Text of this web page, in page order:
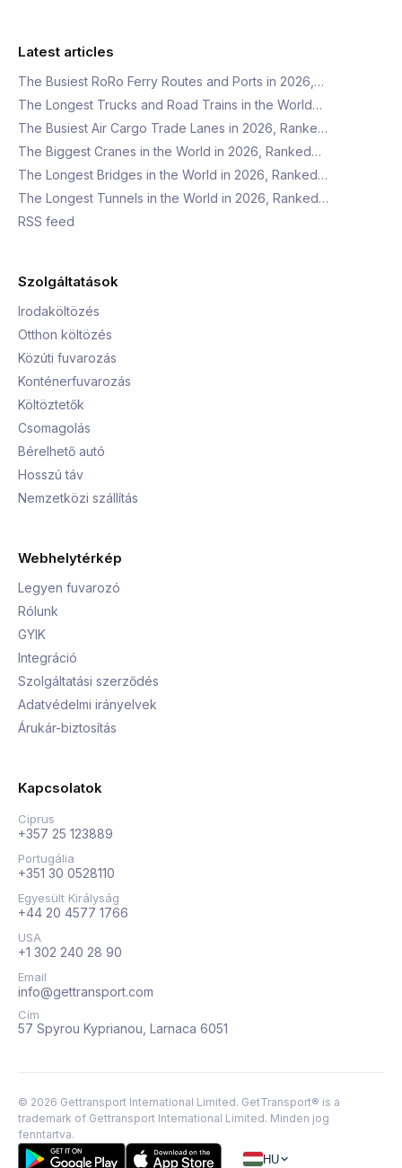
Latest articles
The Busiest RoRo Ferry Routes and Ports in 2026,…
The Longest Trucks and Road Trains in the World…
The Busiest Air Cargo Trade Lanes in 2026, Ranke…
The Biggest Cranes in the World in 2026, Ranked…
The Longest Bridges in the World in 2026, Ranked…
The Longest Tunnels in the World in 2026, Ranked…
RSS feed
Szolgáltatások
Irodaköltözés
Otthon költözés
Közúti fuvarozás
Konténerfuvarozás
Költöztetők
Csomagolás
Bérelhető autó
Hosszú táv
Nemzetközi szállítás
Webhelytérkép
Legyen fuvarozó
Rólunk
GYIK
Integráció
Szolgáltatási szerződés
Adatvédelmi irányelvek
Árukár-biztosítás
Kapcsolatok
Ciprus
+357 25 123889
Portugália
+351 30 0528110
Egyesült Királyság
+44 20 4577 1766
USA
+1 302 240 28 90
Email
info@gettransport.com
Cím
57 Spyrou Kyprianou, Larnaca 6051
© 2026 Gettransport International Limited. GetTransport® is a
trademark of Gettransport International Limited. Minden jog
fenntartva.
HU